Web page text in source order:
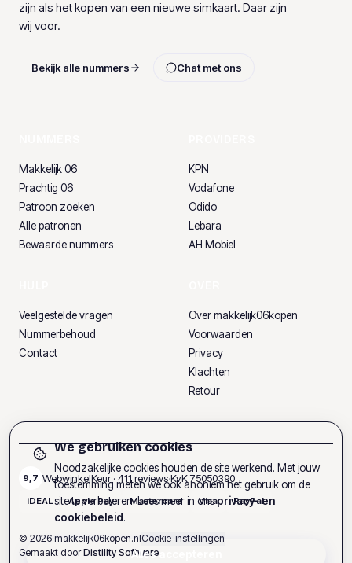
zijn als het kopen van een nieuwe simkaart. Daar zijn
wij voor.
Bekijk alle nummers Chat met ons
Makkelijk 06
Prachtig 06
Patroon zoeken
Alle patronen
Bewaarde nummers
KPN
Vodafone
Odido
Lebara
AH Mobiel
Veelgestelde vragen
Nummerbehoud
Contact
Over makkelijk06kopen
Voorwaarden
Privacy
Klachten
Retour
9,7 WebwinkelKeur · 411reviews·KvK75050390
iDEAL Apple Pay Mastercard Visa PayPal
© 2026 makkelijk06kopen.nlCookie-instellingen
Gemaakt door Distility Software
We gebruiken cookies
Noodzakelijke cookies houden de site werkend. Met jouw
toestemming meten we ook anoniem het gebruik om de
site te verbeteren. Lees meer in onsprivacy- en
cookiebeleid.
Alles accepteren